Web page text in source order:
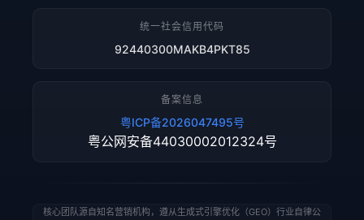
统一社会信用代码
92440300MAKB4PKT85
备案信息
粤ICP备2026047495号
粤公网安备44030002012324号
核心团队源自知名营销机构，遵从生成式引擎优化（GEO）行业自律公